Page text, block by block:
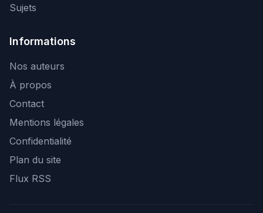
Sujets
Informations
Nos auteurs
À propos
Contact
Mentions légales
Confidentialité
Plan du site
Flux RSS